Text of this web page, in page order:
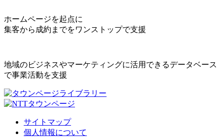
ホームページを起点に
集客から成約までをワンストップで支援
地域のビジネスやマーケティングに活用できるデータベース
で事業活動を支援
サイトマップ
個人情報について